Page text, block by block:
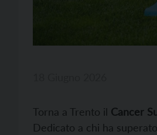
Torna a Trento il Cancer
Dedicato a chi ha